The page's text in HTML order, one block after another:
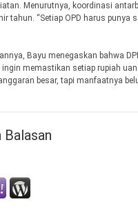
Menurutnya, koordinasi
tahun. “Setiap OPD harus punya
Bayu menegaskan bahwa
ingin memastikan setiap rupiah
besar, tapi manfaatnya
Balasan